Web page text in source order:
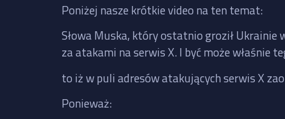
Poniżej nasze krótkie video na ten temat:
Słowa Muska, który ostatnio groził Ukrainie
za atakami na serwis X. I być może właśnie
to iż w puli adresów atakujących serwis X
Ponieważ: